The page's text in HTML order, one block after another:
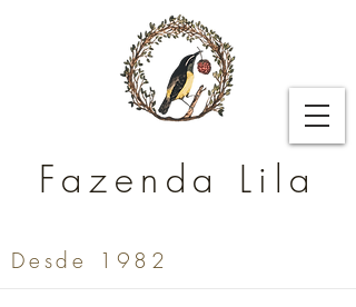
Fazenda Lila
Desde 1982